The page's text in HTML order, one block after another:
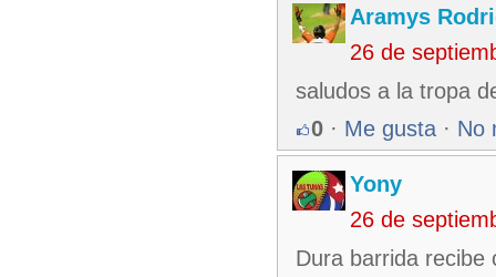
Aramys
26 de
saludos a la tropa
0 · Me gusta · No
Yony
26 de
Dura barrida recibe